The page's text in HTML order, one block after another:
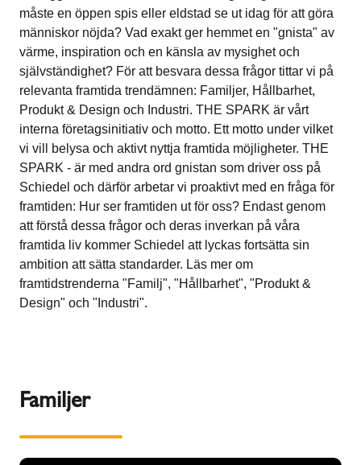
måste en öppen spis eller eldstad se ut idag för att göra
människor nöjda? Vad exakt ger hemmet en "gnista" av
värme, inspiration och en känsla av mysighet och
självständighet? För att besvara dessa frågor tittar vi på
relevanta framtida trendämnen: Familjer, Hållbarhet,
Produkt & Design och Industri. THE SPARK är vårt
interna företagsinitiativ och motto. Ett motto under vilket
vi vill belysa och aktivt nyttja framtida möjligheter. THE
SPARK - är med andra ord gnistan som driver oss på
Schiedel och därför arbetar vi proaktivt med en fråga för
framtiden: Hur ser framtiden ut för oss? Endast genom
att förstå dessa frågor och deras inverkan på våra
framtida liv kommer Schiedel att lyckas fortsätta sin
ambition att sätta standarder. Läs mer om
framtidstrenderna "Familj", "Hållbarhet", "Produkt &
Design" och "Industri".
Familjer